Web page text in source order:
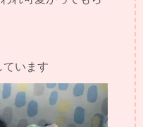
います